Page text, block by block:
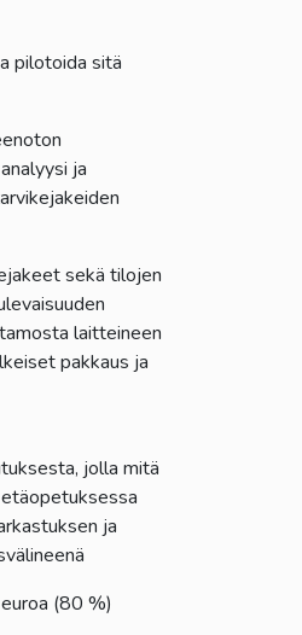
pilotoida sitä
ja
sekä tilojen
laitteineen
pakkaus ja
jolla mitä
ja
(80 %)